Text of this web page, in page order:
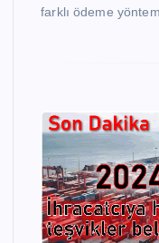
farklı ödeme